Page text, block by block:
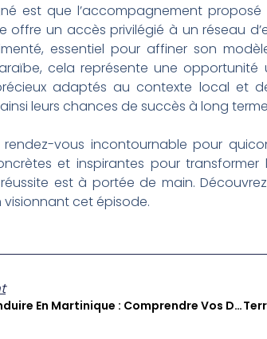
est que l’accompagnement
offre un accès privilégié à un réseau
essentiel pour affiner son
cela représente une
adaptés au contexte local et
leurs chances de succès à long
vous incontournable pour
et inspirantes pour
est à portée de main.
cet épisode.
Le Permis De Conduire En Martinique : Comprendre Vos Droits Et Obligations